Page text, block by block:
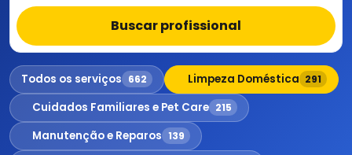
Buscar profissional
Todos os serviços 662 Limpeza Doméstica 291
Cuidados Familiares e Pet Care 215
Manutenção e Reparos 139